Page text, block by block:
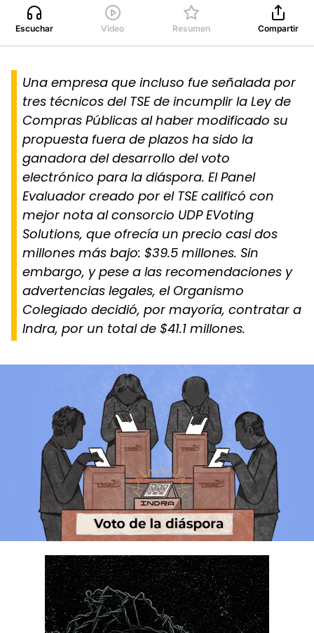
Escuchar Video Resumen Compartir
Una empresa que incluso fue señalada por
tres técnicos del TSE de incumplir la Ley de
Compras Públicas al haber modificado su
propuesta fuera de plazos ha sido la
ganadora del desarrollo del voto
electrónico para la diáspora. El Panel
Evaluador creado por el TSE calificó con
mejor nota al consorcio UDP EVoting
Solutions, que ofrecía un precio casi dos
millones más bajo: $39.5 millones. Sin
embargo, y pese a las recomendaciones y
advertencias legales, el Organismo
Colegiado decidió, por mayoría, contratar a
Indra, por un total de $41.1 millones.